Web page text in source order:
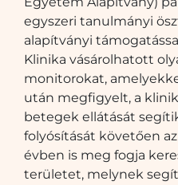
egyszeri tanulmányi
alapítványi
Klinika vásárolhatott
monitorokat,
után megfigyelt, a
betegek ellátását
folyósítását követően
évben is meg fogja
területet, melynek